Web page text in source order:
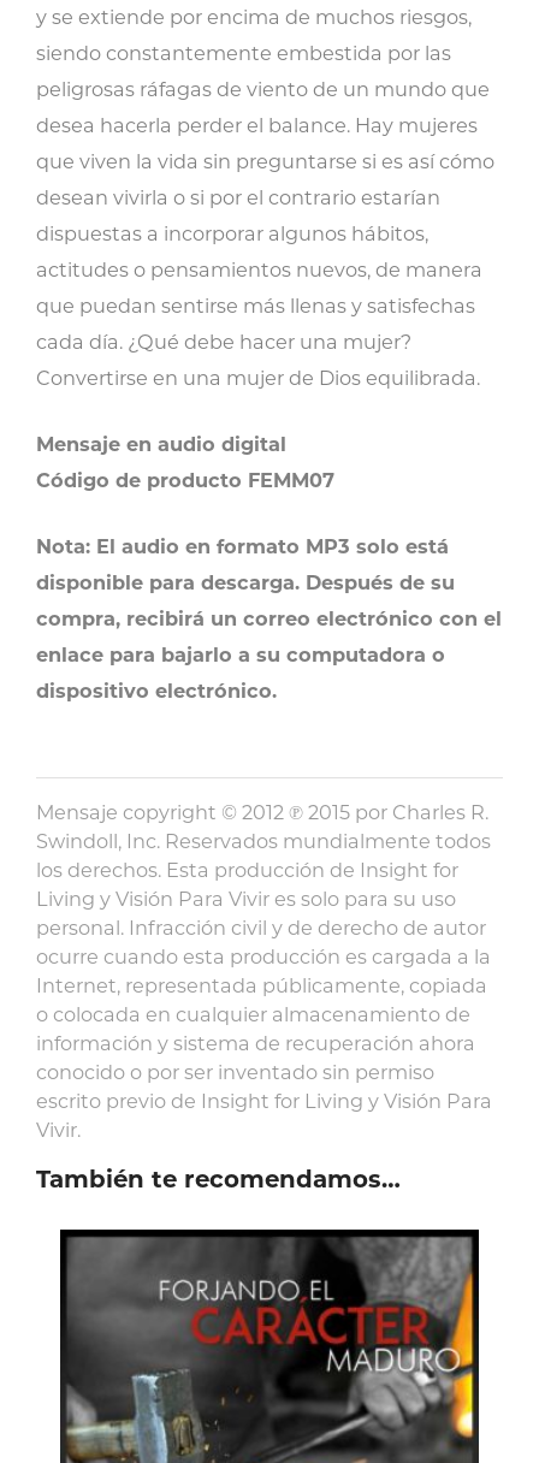
equilibrada
cantidad
y se extiende por encima de muchos riesgos,
siendo constantemente embestida por las
peligrosas ráfagas de viento de un mundo que
desea hacerla perder el balance. Hay mujeres
que viven la vida sin preguntarse si es así cómo
desean vivirla o si por el contrario estarían
dispuestas a incorporar algunos hábitos,
actitudes o pensamientos nuevos, de manera
que puedan sentirse más llenas y satisfechas
cada día. ¿Qué debe hacer una mujer?
Convertirse en una mujer de Dios equilibrada.
Mensaje en audio digital
Código de producto FEMM07
Nota: El audio en formato MP3 solo está
disponible para descarga. Después de su
compra, recibirá un correo electrónico con el
enlace para bajarlo a su computadora o
dispositivo electrónico.
Mensaje copyright © 2012 ℗ 2015 por Charles R.
Swindoll, Inc. Reservados mundialmente todos
los derechos. Esta producción de Insight for
Living y Visión Para Vivir es solo para su uso
personal. Infracción civil y de derecho de autor
ocurre cuando esta producción es cargada a la
Internet, representada públicamente, copiada
o colocada en cualquier almacenamiento de
información y sistema de recuperación ahora
conocido o por ser inventado sin permiso
escrito previo de Insight for Living y Visión Para
Vivir.
También te recomendamos…